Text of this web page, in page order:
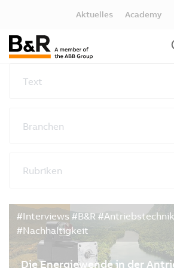
Aktuelles Academy
Text
Branchen
Rubriken
Alle Filter
#Interviews #B&R #Antriebstechnik
#Nachhaltigkeit
Die Energiewende in der